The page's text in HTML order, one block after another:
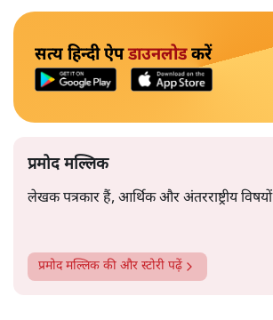
सत्य हिन्दी ऐपडाउनलोडकरें
प्रमोद मल्लिक
लेखक पत्रकार हैं, आर्थिक और अंतरराष्ट्रीय
प्रमोद मल्लिक की और स्टोरी पढ़ें